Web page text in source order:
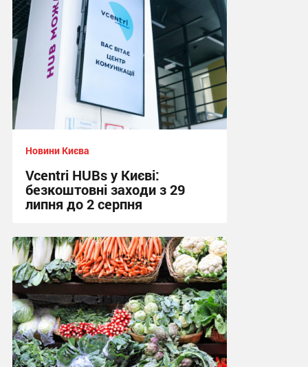
Новини Києва
Vcentri HUBs у Києві:
безкоштовні заходи з 29
липня до 2 серпня
00:33, 29.07.2026